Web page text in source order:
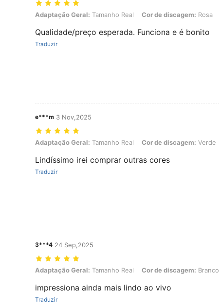
Adaptação Geral: Tamanho Real, Cor de discagem: Rosa
Adaptação Geral: Tamanho Real Cor de discagem: Rosa
Qualidade/preço esperada. Funciona e é bonito
Traduzir
e***m 3 Nov,2025
Adaptação Geral: Tamanho Real, Cor de discagem: Verde
Adaptação Geral: Tamanho Real Cor de discagem: Verde
Lindíssimo irei comprar outras cores
Traduzir
3***4 24 Sep,2025
Adaptação Geral: Tamanho Real, Cor de discagem: Branco
Adaptação Geral: Tamanho Real Cor de discagem: Branco
impressiona ainda mais lindo ao vivo
Traduzir